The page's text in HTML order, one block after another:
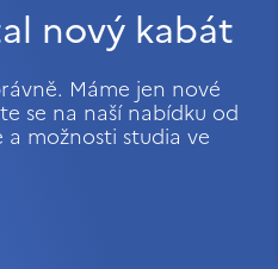
nový kabát
Máme jen nové
se na naší nabídku od
a možnosti studia ve